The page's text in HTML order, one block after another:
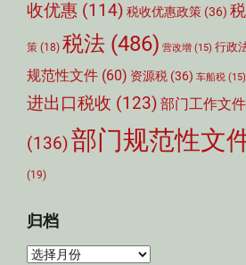
收优惠 (114) 税收优惠政策 (36)
策 (18) 税法 (486) 营改增 (15) 行政
规范性文件 (60) 资源税 (36) 车船税 (15)
进出口税收 (123) 部门工作文件
(136)部门规范性文
(19)
归档
归